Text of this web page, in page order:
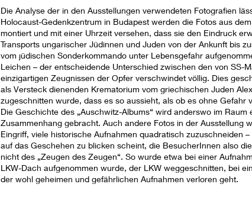
Die Analyse der in den Ausstellungen verwendeten Fotografien
Holocaust-Gedenkzentrum in Budapest werden die Fotos aus
montiert und mit einer Uhrzeit versehen, dass sie den Eindruck
Transports ungarischer Jüdinnen und Juden von der Ankunft bis
vom jüdischen Sonderkommando unter Lebensgefahr
Leichen – der entscheidende Unterschied zwischen den von SS-
einzigartigen Zeugnissen der Opfer verschwindet völlig. Dies
als Versteck dienenden Krematorium vom griechischen Juden
zugeschnitten wurde, dass es so aussieht, als ob es ohne
Die Geschichte des „Auschwitz-Albums“ wird anderswo im
Zusammenhang gebracht. Auch andere Fotos in der Ausstellung
Eingriff, viele historische Aufnahmen quadratisch zuzuschneiden
auf das Geschehen zu blicken scheint, die BesucherInnen also
nicht des „Zeugen des Zeugen“. So wurde etwa bei einer
LKW-Dach aufgenommen wurde, der LKW weggeschnitten, bei
der wohl geheimen und gefährlichen Aufnahmen verloren geht.